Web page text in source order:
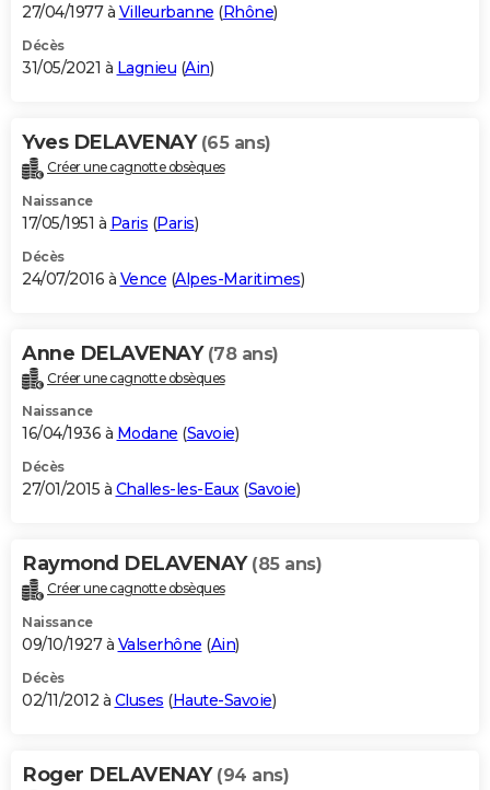
27/04/1977 à Villeurbanne (Rhône)
Décès
31/05/2021 à Lagnieu (Ain)
Yves DELAVENAY (65 ans)
Créer une cagnotte obsèques
Naissance
17/05/1951 à Paris (Paris)
Décès
24/07/2016 à Vence (Alpes-Maritimes)
Anne DELAVENAY (78 ans)
Créer une cagnotte obsèques
Naissance
16/04/1936 à Modane (Savoie)
Décès
27/01/2015 à Challes-les-Eaux(Savoie)
Raymond DELAVENAY (85 ans)
Créer une cagnotte obsèques
Naissance
09/10/1927 à Valserhône (Ain)
Décès
02/11/2012 à Cluses (Haute-Savoie)
Roger DELAVENAY (94 ans)